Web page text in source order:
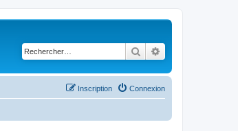
Rechercher
Connexion
Inscription